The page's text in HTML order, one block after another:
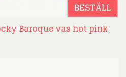
BESTÄLL
Baroque vas hot pink